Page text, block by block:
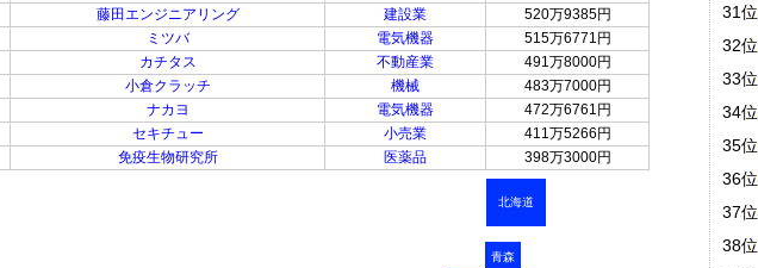
藤田エンジニアリング 建設業
520万9385円
ミツバ 電気機器
515万6771円
カチタス 不動産業
491万8000円
小倉クラッチ 機械
483万7000円
ナカヨ 電気機器
472万6761円
セキチュー 小売業
411万5266円
免疫生物研究所 医薬品 398万3000円
北海道
青森
31位
32位
33位
34位
35位
36位
37位
38位